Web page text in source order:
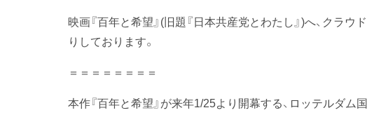
映画『百年と希望』(旧題『日本共産党とわたし』)へ、クラ
りしております。
＝＝＝＝＝＝＝＝
本作『百年と希望』が来年1/25より開幕する、ロッテルダム